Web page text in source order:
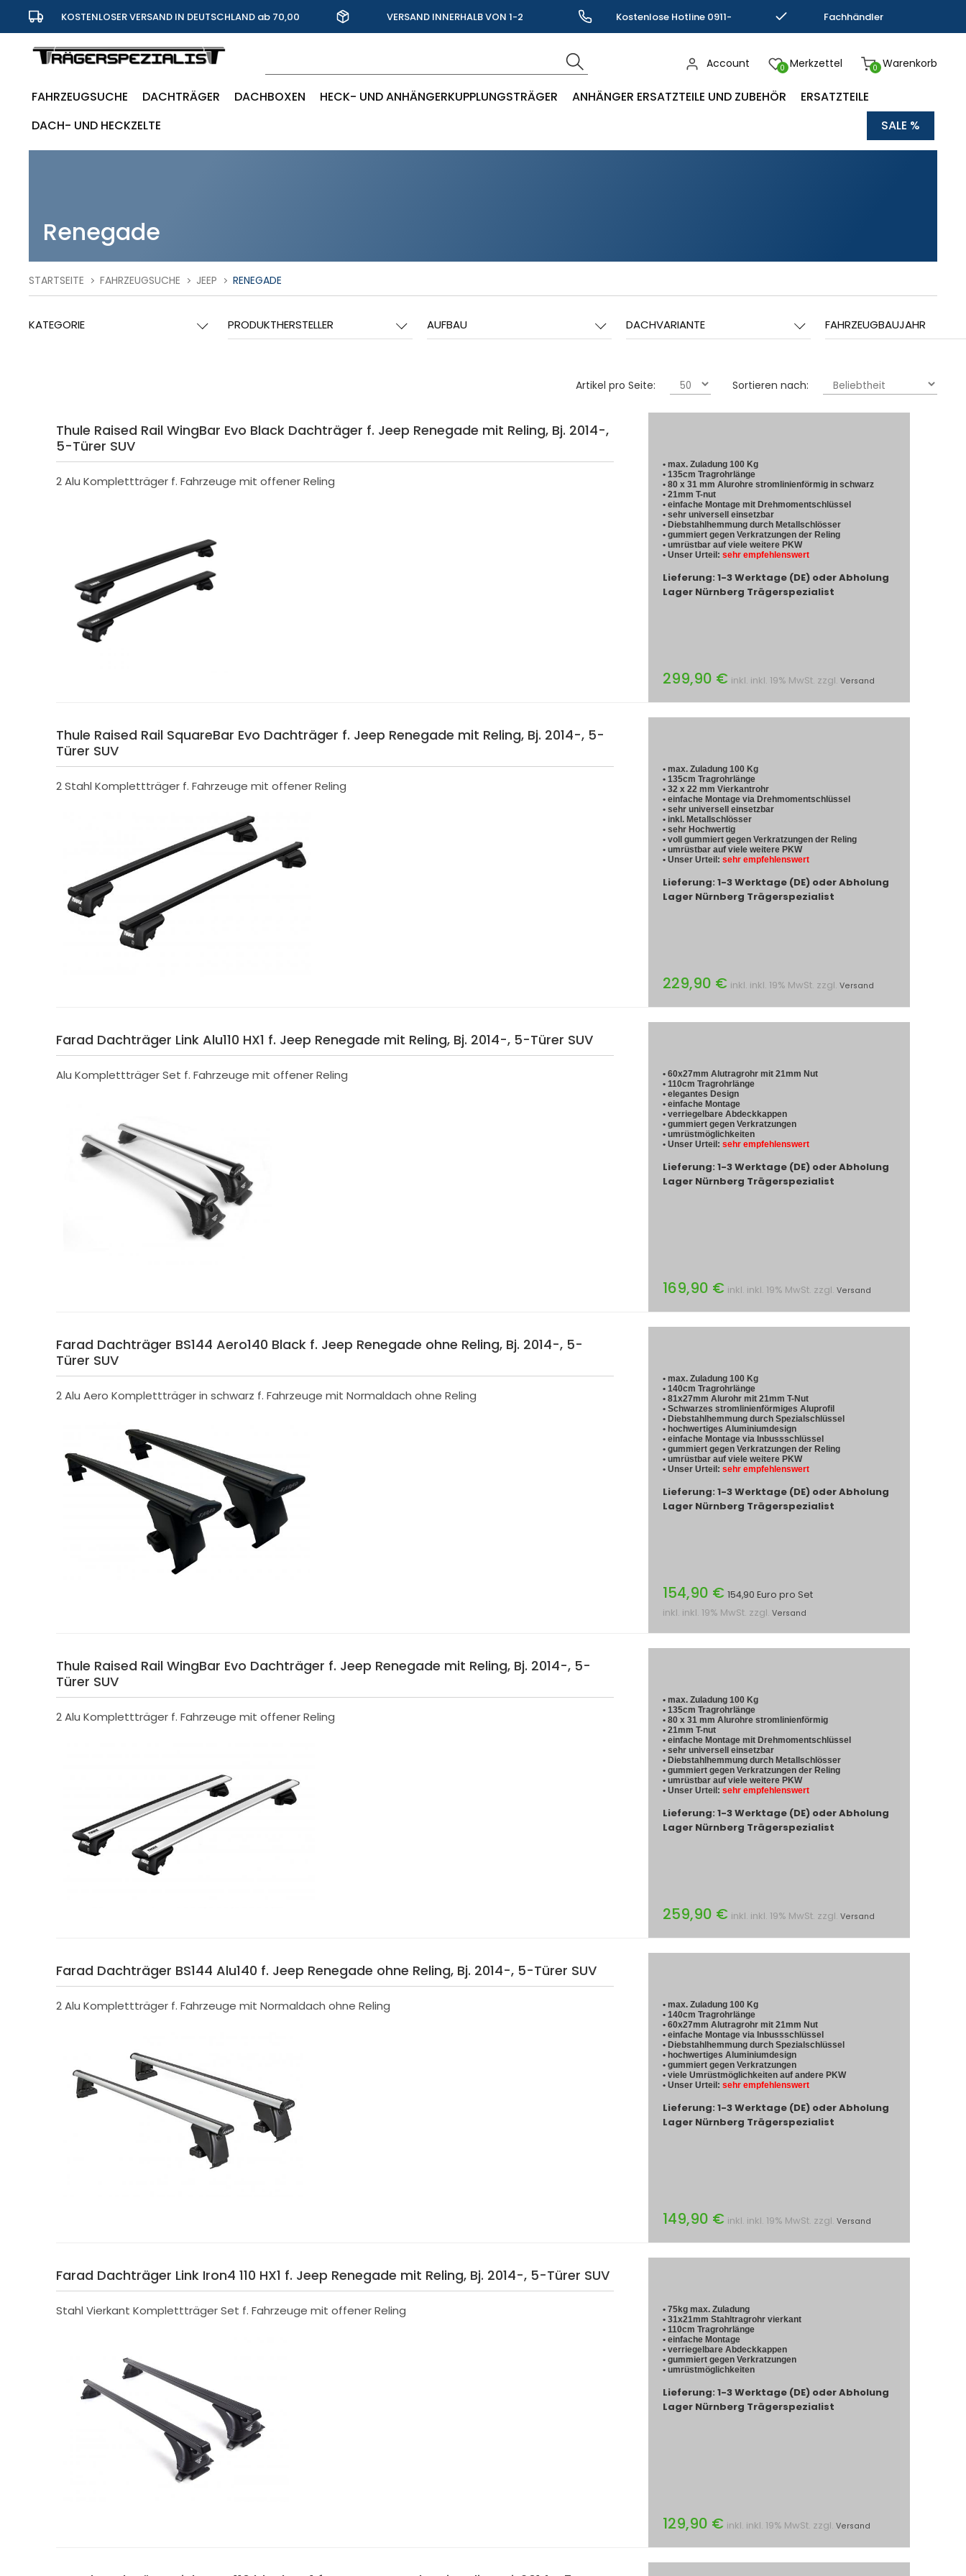
KOSTENLOSER VERSAND IN DEUTSCHLAND ab 70,00
Euro
VERSAND INNERHALB VON 1-2 Kostenlose Hotline 0911- Fachhändler
0 Warenkorb
0 Merkzettel
Account
FAHRZEUGSUCHE DACHTRÄGER DACHBOXEN HECK- UND ANHÄNGERKUPPLUNGSTRÄGER ANHÄNGER ERSATZTEILE UND ZUBEHÖR
ERSATZTEILE
DACH- UND HECKZELTE
SALE %
Renegade
STARTSEITE FAHRZEUGSUCHE JEEP RENEGADE
KATEGORIE PRODUKTHERSTELLER AUFBAU DACHVARIANTE FAHRZEUGBAUJAHR
Sortieren nach:
Artikel pro Seite:
Thule Raised Rail WingBar Evo Black Dachträger f. Jeep Renegade mit Reling, Bj. 2014-,
5-Türer SUV
2 Alu Komplettträger f. Fahrzeuge mit offener Reling
• max. Zuladung 100 Kg
• 135cm Tragrohrlänge
• 80 x 31 mm Alurohre stromlinienförmig in schwarz
• 21mm T-nut
• einfache Montage mit Drehmomentschlüssel
• sehr universell einsetzbar
• Diebstahlhemmung durch Metallschlösser
• gummiert gegen Verkratzungen der Reling
• umrüstbar auf viele weitere PKW
• Unser Urteil: sehr empfehlenswert
Lieferung: 1-3 Werktage (DE) oder Abholung
Lager Nürnberg Trägerspezialist
299,90 € inkl. inkl. 19% MwSt. zzgl. Versand
Thule Raised Rail SquareBar Evo Dachträger f. Jeep Renegade mit Reling, Bj. 2014-, 5-
Türer SUV
2 Stahl Komplettträger f. Fahrzeuge mit offener Reling
• max. Zuladung 100 Kg
• 135cm Tragrohrlänge
• 32 x 22 mm Vierkantrohr
• einfache Montage via Drehmomentschlüssel
• sehr universell einsetzbar
• inkl. Metallschlösser
• sehr Hochwertig
• voll gummiert gegen Verkratzungen der Reling
• umrüstbar auf viele weitere PKW
• Unser Urteil: sehr empfehlenswert
Lieferung: 1-3 Werktage (DE) oder Abholung
Lager Nürnberg Trägerspezialist
229,90 € inkl. inkl. 19% MwSt. zzgl. Versand
Farad Dachträger Link Alu110 HX1 f. Jeep Renegade mit Reling, Bj. 2014-, 5-Türer SUV
Alu Komplettträger Set f. Fahrzeuge mit offener Reling
• 60x27mm Alutragrohr mit 21mm Nut
• 110cm Tragrohrlänge
• elegantes Design
• einfache Montage
• verriegelbare Abdeckkappen
• gummiert gegen Verkratzungen
• umrüstmöglichkeiten
• Unser Urteil: sehr empfehlenswert
Lieferung: 1-3 Werktage (DE) oder Abholung
Lager Nürnberg Trägerspezialist
169,90 € inkl. inkl. 19% MwSt. zzgl. Versand
Farad Dachträger BS144 Aero140 Black f. Jeep Renegade ohne Reling, Bj. 2014-, 5-
Türer SUV
2 Alu Aero Komplettträger in schwarz f. Fahrzeuge mit Normaldach ohne Reling
• max. Zuladung 100 Kg
• 140cm Tragrohrlänge
• 81x27mm Alurohr mit 21mm T-Nut
• Schwarzes stromlinienförmiges Aluprofil
• Diebstahlhemmung durch Spezialschlüssel
• hochwertiges Aluminiumdesign
• einfache Montage via Inbussschlüssel
• gummiert gegen Verkratzungen der Reling
• umrüstbar auf viele weitere PKW
• Unser Urteil: sehr empfehlenswert
Lieferung: 1-3 Werktage (DE) oder Abholung
Lager Nürnberg Trägerspezialist
154,90 € 154,90 Euro pro Set
inkl. inkl. 19% MwSt. zzgl. Versand
Thule Raised Rail WingBar Evo Dachträger f. Jeep Renegade mit Reling, Bj. 2014-, 5-
Türer SUV
2 Alu Komplettträger f. Fahrzeuge mit offener Reling
• max. Zuladung 100 Kg
• 135cm Tragrohrlänge
• 80 x 31 mm Alurohre stromlinienförmig
• 21mm T-nut
• einfache Montage mit Drehmomentschlüssel
• sehr universell einsetzbar
• Diebstahlhemmung durch Metallschlösser
• gummiert gegen Verkratzungen der Reling
• umrüstbar auf viele weitere PKW
• Unser Urteil: sehr empfehlenswert
Lieferung: 1-3 Werktage (DE) oder Abholung
Lager Nürnberg Trägerspezialist
259,90 € inkl. inkl. 19% MwSt. zzgl. Versand
Farad Dachträger BS144 Alu140 f. Jeep Renegade ohne Reling, Bj. 2014-, 5-Türer SUV
2 Alu Komplettträger f. Fahrzeuge mit Normaldach ohne Reling
• max. Zuladung 100 Kg
• 140cm Tragrohrlänge
• 60x27mm Alutragrohr mit 21mm Nut
• einfache Montage via Inbussschlüssel
• Diebstahlhemmung durch Spezialschlüssel
• hochwertiges Aluminiumdesign
• gummiert gegen Verkratzungen
• viele Umrüstmöglichkeiten auf andere PKW
• Unser Urteil: sehr empfehlenswert
Lieferung: 1-3 Werktage (DE) oder Abholung
Lager Nürnberg Trägerspezialist
149,90 € inkl. inkl. 19% MwSt. zzgl. Versand
Farad Dachträger Link Iron4 110 HX1 f. Jeep Renegade mit Reling, Bj. 2014-, 5-Türer SUV
Stahl Vierkant Komplettträger Set f. Fahrzeuge mit offener Reling
• 75kg max. Zuladung
• 31x21mm Stahltragrohr vierkant
• 110cm Tragrohrlänge
• einfache Montage
• verriegelbare Abdeckkappen
• gummiert gegen Verkratzungen
• umrüstmöglichkeiten
Lieferung: 1-3 Werktage (DE) oder Abholung
Lager Nürnberg Trägerspezialist
129,90 € inkl. inkl. 19% MwSt. zzgl. Versand